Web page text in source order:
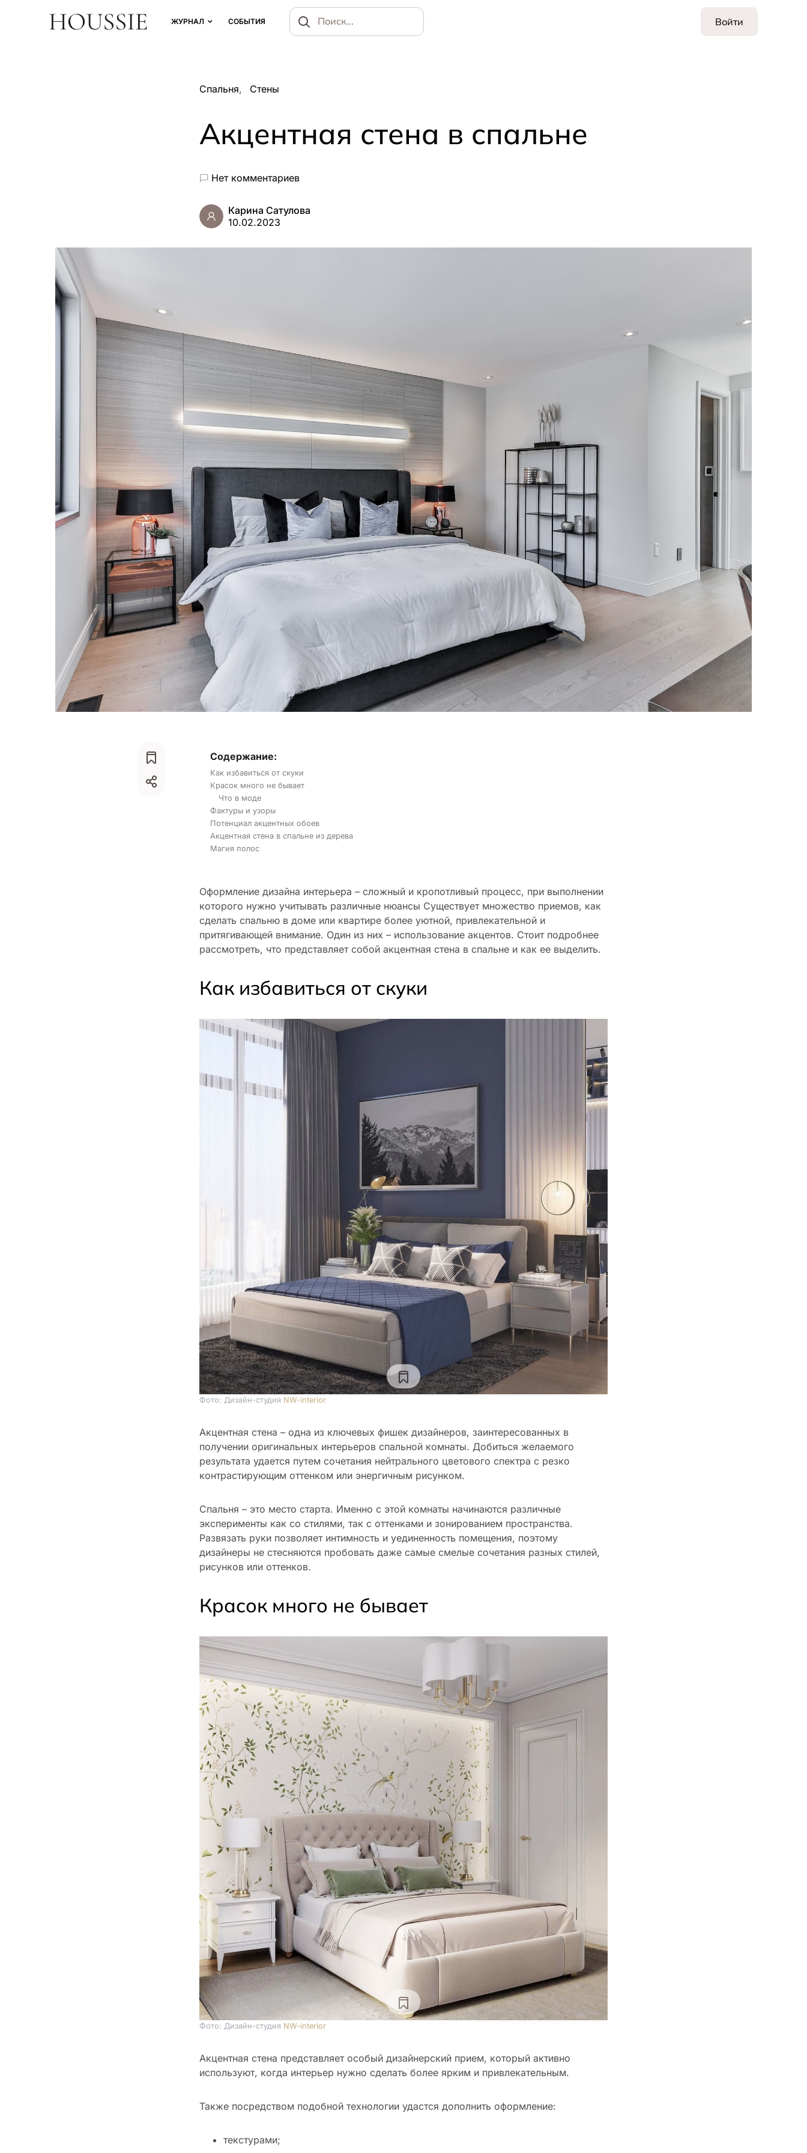
ЖУРНАЛ СОБЫТИЯ
Найти
Войти
Спальня Стены
Акцентная стена в спальне
Нет комментариев
Карина Сатулова
10.02.2023
Содержание:
Как избавиться от скуки
Красок много не бывает
Что в моде
Фактуры и узоры
Потенциал акцентных обоев
Акцентная стена в спальне из дерева
Магия полос
Оформление дизайна интерьера – сложный и кропотливый процесс, при выполнении
которого нужно учитывать различные нюансы Существует множество приемов, как
сделать спальню в доме или квартире более уютной, привлекательной и
притягивающей внимание. Один из них – использование акцентов. Стоит подробнее
рассмотреть, что представляет собой акцентная стена в спальне и как ее выделить.
Как избавиться от скуки
Фото: Дизайн-студия NW-interior
Акцентная стена – одна из ключевых фишек дизайнеров, заинтересованных в
получении оригинальных интерьеров спальной комнаты. Добиться желаемого
результата удается путем сочетания нейтрального цветового спектра с резко
контрастирующим оттенком или энергичным рисунком.
Спальня – это место старта. Именно с этой комнаты начинаются различные
эксперименты как со стилями, так с оттенками и зонированием пространства.
Развязать руки позволяет интимность и уединенность помещения, поэтому
дизайнеры не стесняются пробовать даже самые смелые сочетания разных стилей,
рисунков или оттенков.
Красок много не бывает
Фото: Дизайн-студия NW-interior
Акцентная стена представляет особый дизайнерский прием, который активно
используют, когда интерьер нужно сделать более ярким и привлекательным.
Также посредством подобной технологии удастся дополнить оформление:
текстурами;